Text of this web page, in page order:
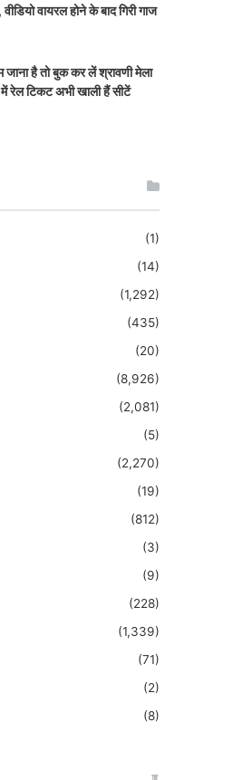
वायरल होने के बाद गिरी गाज
जाना है तो बुक कर लें श्रावणी मेला
रेल टिकट अभी खाली हैं सीटें
(1)
(14)
(1,292)
(435)
(20)
(8,926)
(2,081)
(5)
(2,270)
(19)
(812)
(3)
(9)
(228)
(1,339)
(71)
(2)
(8)